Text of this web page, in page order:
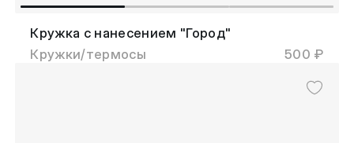
Кружка с нанесением "Город"
Кружки/термосы
500 ₽